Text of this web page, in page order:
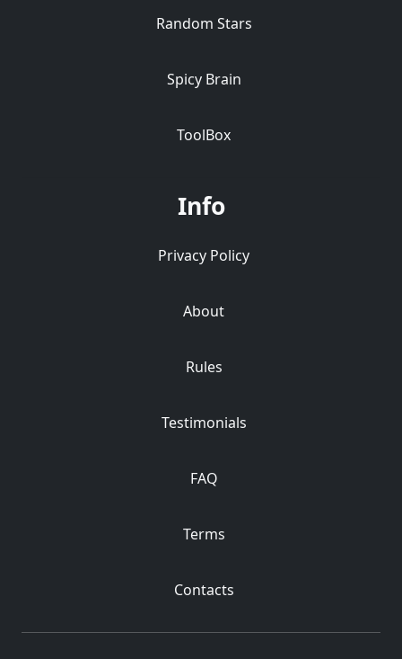
Random Stars
Spicy Brain
ToolBox
Info
Privacy Policy
About
Rules
Testimonials
FAQ
Terms
Contacts